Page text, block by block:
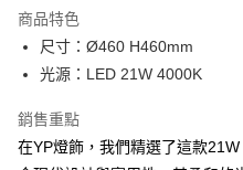
街口支付
悠遊付
Google Pay
全盈+PAY
商品特色
尺寸：Ø460 H460mm
光源：LED 21W 4000K
銷售重點
在YP燈飾，我們精選了這款